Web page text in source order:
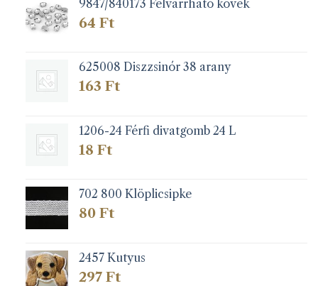
9847/840173 Felvarrható kövek
64 Ft
625008 Diszzsinór 38 arany
163 Ft
1206-24 Férfi divatgomb 24 L
18 Ft
702 800 Klöplicsipke
80 Ft
2457 Kutyus
297 Ft